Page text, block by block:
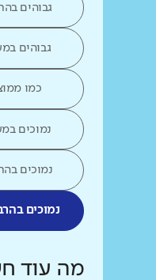
גבוהים
גבוהים
כמו
נמוכים
נמוכים
נמוכים
מה עוד